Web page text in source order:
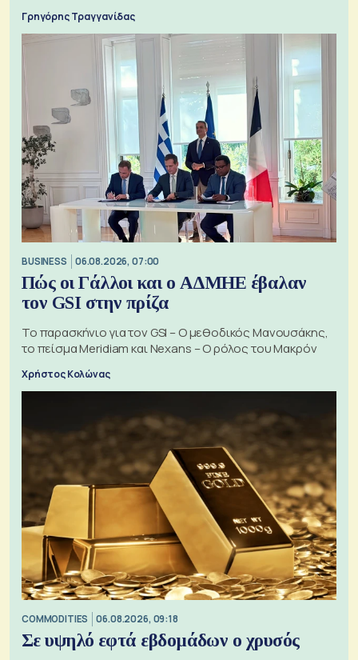
Γρηγόρης Τραγγανίδας
BUSINESS 06.08.2026, 07:00
Πώς οι Γάλλοι και ο ΑΔΜΗΕ έβαλαν
τον GSI στην πρίζα
Το παρασκήνιο για τον GSI – Ο μεθοδικός Μανουσάκης,
το πείσμα Meridiam και Nexans – Ο ρόλος του Μακρόν
Χρήστος Κολώνας
COMMODITIES 06.08.2026, 09:18
Σε υψηλό εφτά εβδομάδων ο χρυσός